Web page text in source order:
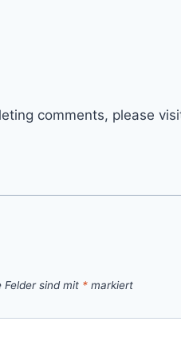
comments, please
Felder sind mit * markiert